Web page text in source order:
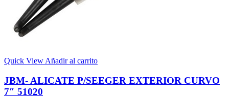
Quick View Añadir al carrito
JBM- ALICATE P/SEEGER EXTERIOR CURVO
7″ 51020